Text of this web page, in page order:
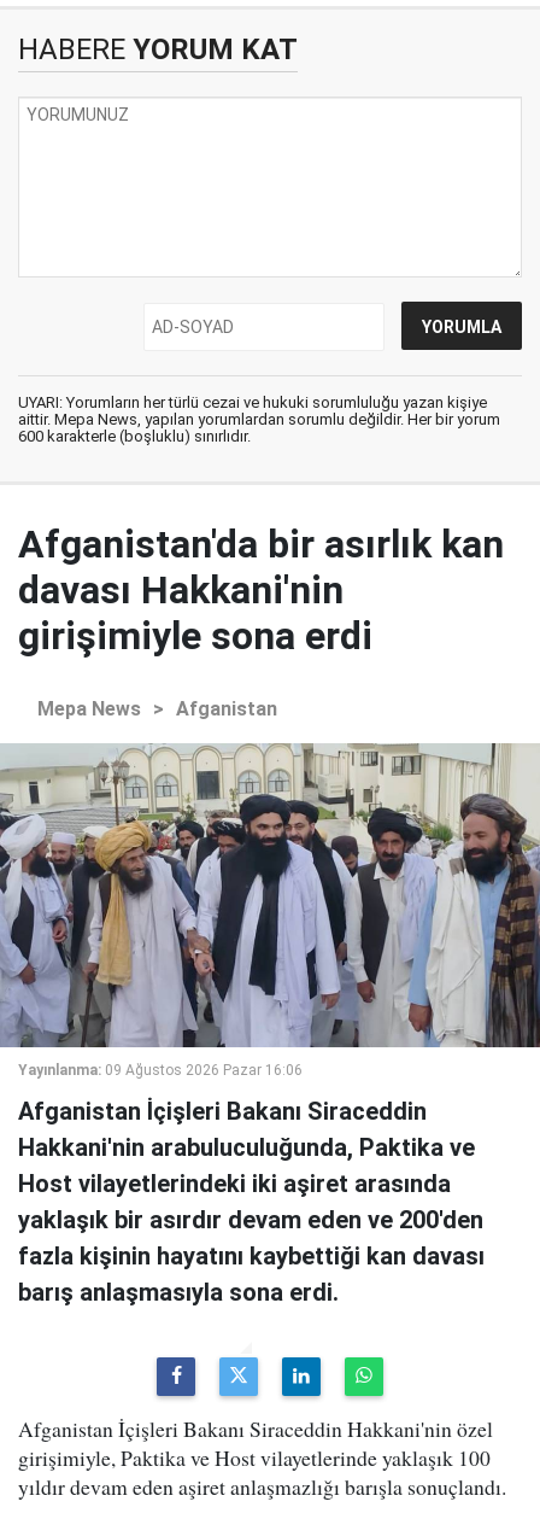
HABERE YORUM KAT
UYARI: Yorumların her türlü cezai ve hukuki sorumluluğu yazan kişiye
aittir. Mepa News, yapılan yorumlardan sorumlu değildir. Her bir yorum
600 karakterle (boşluklu) sınırlıdır.
Afganistan'da bir asırlık kan
davası Hakkani'nin
girişimiyle sona erdi
Mepa News > Afganistan
Yayınlanma: 09 Ağustos 2026 Pazar 16:06
Afganistan İçişleri Bakanı Siraceddin
Hakkani'nin arabuluculuğunda, Paktika ve
Host vilayetlerindeki iki aşiret arasında
yaklaşık bir asırdır devam eden ve 200'den
fazla kişinin hayatını kaybettiği kan davası
barış anlaşmasıyla sona erdi.
Afganistan İçişleri Bakanı Siraceddin Hakkani'nin özel
girişimiyle, Paktika ve Host vilayetlerinde yaklaşık 100
yıldır devam eden aşiret anlaşmazlığı barışla sonuçlandı.